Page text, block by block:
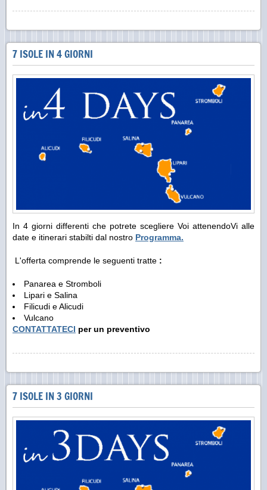
7 ISOLE IN 4 GIORNI
In 4 giorni differenti che potrete scegliere Voi attenendoVi alle
date e itinerari stabilti dal nostro Programma.
L'offerta comprende le seguenti tratte :
Panarea e Stromboli
Lipari e Salina
Filicudi e Alicudi
Vulcano
CONTATTATECI per un preventivo
7 ISOLE IN 3 GIORNI